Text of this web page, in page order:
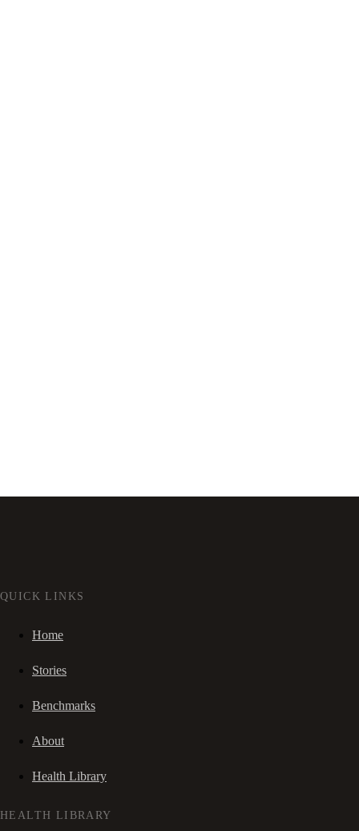
QUICK LINKS
Home
Stories
Benchmarks
About
Health Library
HEALTH LIBRARY